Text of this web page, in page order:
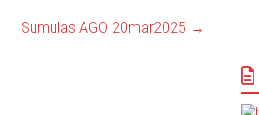
Sumulas AGO 20mar2025 →